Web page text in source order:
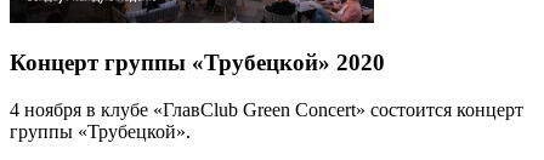
Концерт группы «Трубецкой» 2020
4 ноября в клубе «ГлавClub Green Concert» состоится концерт
группы «Трубецкой».